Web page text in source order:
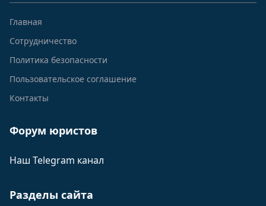
Главная
Сотрудничество
Политика безопасности
Пользовательское соглашение
Контакты
Форум юристов
Наш Telegram канал
Разделы сайта